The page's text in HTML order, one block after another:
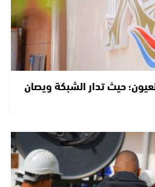
حيث تدار الشبكة ويصان